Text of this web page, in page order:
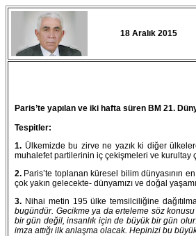
18 Aralık 2015
Paris’te yapılan ve iki hafta süren BM 21.
Tespitler:
1. Ülkemizde bu zirve ne yazık ki diğer
muhalefet partilerinin iç çekişmeleri ve kurultay
2. Paris’te toplanan küresel bilim dünyasının
çok yakın gelecekte- dünyamızı ve doğal
3. Nihai metin 195 ülke temsilciliğine
bugündür. Gecikme ya da erteleme söz
bir gün değil, insanlık için de büyük bir gün
imza attığı ilk anlaşma olacak. Hepinizi bu